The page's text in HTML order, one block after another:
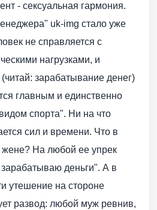
- сексуальная гармония.
uk-img стало уже
не справляется с
нагрузками, и
зарабатывание денег)
главным и единственно
спорта". Ни на что
сил и времени. Что в
жене? На любой ее упрек
деньги". А в
утешение на стороне
развод: любой муж ревнив,